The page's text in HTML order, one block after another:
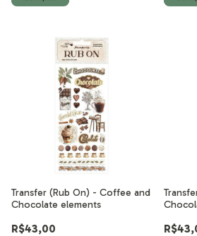
Transfer (Rub On) - Coffee and
Chocolate elements
R$43,00